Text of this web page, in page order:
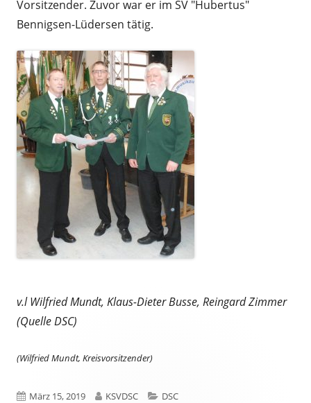
Vorsitzender. Zuvor war er im SV "Hubertus"
Bennigsen-Lüdersen tätig.
v.l Wilfried Mundt, Klaus-Dieter Busse, Reingard Zimmer
(Quelle DSC)
(Wilfried Mundt, Kreisvorsitzender)
Veröffentlicht
März 15, 2019 Autor
KSVDSC Kategorien
DSC